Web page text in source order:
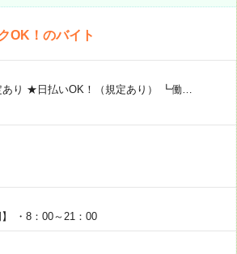
OK！のバイト
り ★日払いOK！（規定あり） ┗働…
・8：00～21：00